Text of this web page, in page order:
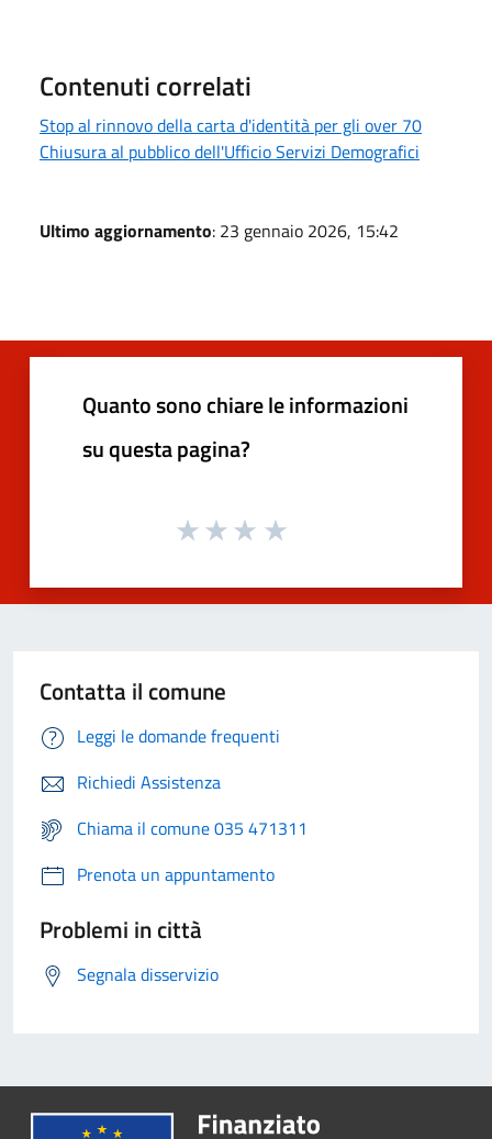
Contenuti correlati
Stop al rinnovo della carta d'identità per gli over 70
Chiusura al pubblico dell'Ufficio Servizi Demografici
Ultimo aggiornamento: 23 gennaio 2026, 15:42
Quanto sono chiare le informazioni
su questa pagina?
Contatta il comune
Leggi le domande frequenti
Richiedi Assistenza
Chiama il comune 035 471311
Prenota un appuntamento
Problemi in città
Segnala disservizio